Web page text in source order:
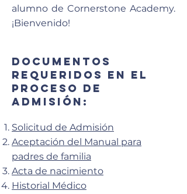
alumno de Cornerstone Academy.
¡Bienvenido!
Documentos
requeridos en el
proceso de
admisión:
Solicitud de Admisión
Aceptación del Manual para
padres de familia
Acta de nacimiento
Historial Médico